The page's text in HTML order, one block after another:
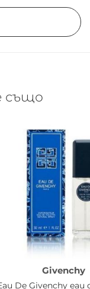
също
Givenchy
De Givenchy eau